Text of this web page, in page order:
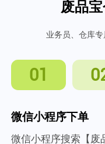
废品
业务员、仓库
01
微信小程序下单
微信小程序搜索【废